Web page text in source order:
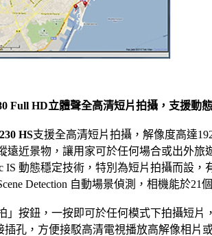
Full HD立體聲全高清短片拍攝，支援動
HS支援全高清短片拍攝，解像度高達
遠近景物，讓用家可於任何場合或出外
IS 動態穩定技術，特別為短片拍攝而設
Detection 自動場景偵測，相機能於
」按鈕，一按即可於任何模式下拍攝短
插孔，方便接駁高清電視播放高解像相片